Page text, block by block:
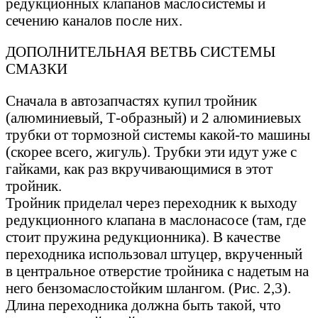
сечению каналов после них.
ДОПОЛНИТЕЛЬНАЯ ВЕТВЬ СИСТЕМЫ
СМАЗКИ
Сначала в автозапчастях купил тройник
(алюминиевый, Т-образный) и 2 алюминиевых
трубки от тормозной системы какой-то машины
(скорее всего, жигуль). Трубки эти идут уже с
гайками, как раз вкручивающимися в этот
тройник.
Тройник приделал через переходник к выходу
редукционного клапана в маслонасосе (там, где
стоит пружина редукционника). В качестве
переходника использовал штуцер, вкрученный
в центральное отверстие тройника с надетым на
него бензомаслостойким шлангом. (Рис. 2,3).
Длина переходника должна быть такой, что